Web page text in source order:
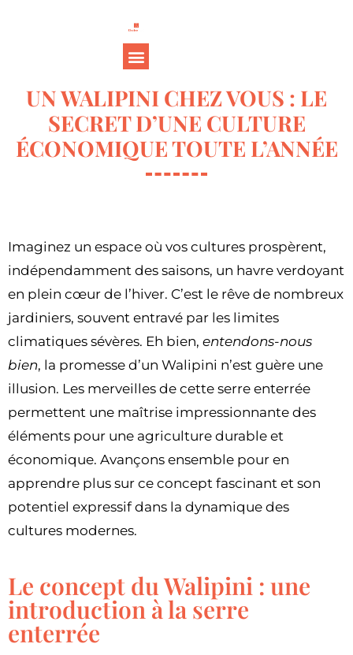
UN WALIPINI CHEZ VOUS : LE
SECRET D’UNE CULTURE
ÉCONOMIQUE TOUTE L’ANNÉE
Imaginez un espace où vos cultures prospèrent,
indépendamment des saisons, un havre verdoyant
en plein cœur de l’hiver. C’est le rêve de nombreux
jardiniers, souvent entravé par les limites
climatiques sévères. Eh bien, entendons-nous
bien, la promesse d’un Walipini n’est guère une
illusion. Les merveilles de cette serre enterrée
permettent une maîtrise impressionnante des
éléments pour une agriculture durable et
économique. Avançons ensemble pour en
apprendre plus sur ce concept fascinant et son
potentiel expressif dans la dynamique des
cultures modernes.
Le concept du Walipini : une
introduction à la serre
enterrée